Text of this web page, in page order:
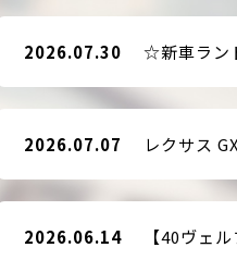
2026.07.30
2026.07.07
2026.06.14